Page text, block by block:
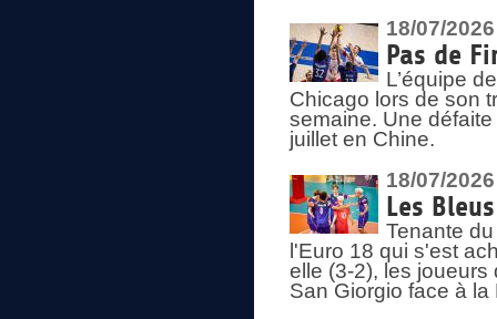
18/07/2026
Pas de
L’équipe
Chicago lors de son
semaine. Une
juillet en Chine.
18/07/2026
Les
Tenante
l'Euro 18 qui s'est
elle (3-2), les
San Giorgio face à la